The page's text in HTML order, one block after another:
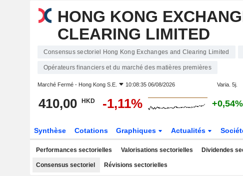
HONG KONG
CLEARING LIMITED
Consensus sectoriel Hong Kong Exchanges and Clearing Limited
Opérateurs financiers et du marché des matières premières
Marché Fermé - Hong Kong S.E. 10:08:35 06/08/2026 Varia. 5j.
410,00 HKD -1,11% +0,54%
Synthèse Cotations Graphiques Actualités
Performances sectorielles Valorisations sectorielles Dividendes
Consensus sectoriel Révisions sectorielles